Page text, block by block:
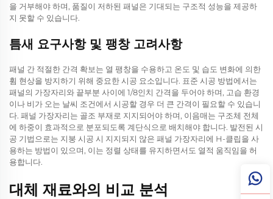
을 거부해야 하며, 품질이 저하된 패널은 기대되는 구조적 성능을 제공하
지 못할 수 있습니다.
틈새 요구사항 및 팽창 고려사항
패널 간 적절한 간격 확보는 열 팽창을 수용하고 온도 및 습도 변화에 의한
휨 현상을 방지하기 위해 중요한 시공 요소입니다. 표준 시공 방법에서는
패널의 가장자리와 끝부분 사이에 1/8인치 간격을 두어야 하며, 고습 환경
이나 비가 오는 날씨 조건에서 시공할 경우 더 큰 간격이 필요할 수 있습니
다. 패널 가장자리는 골조 부재로 지지되어야 하며, 이음매는 구조체 전체
에 하중이 효과적으로 분포되도록 계단식으로 배치해야 합니다. 발전된 시
공 기법으로는 지붕 시공 시 지지되지 않은 패널 가장자리에 H-클립을 사
용하는 방법이 있으며, 이는 정렬 상태를 유지하면서도 열적 움직임을 허
용합니다.
대체 재료와의 비교 분석